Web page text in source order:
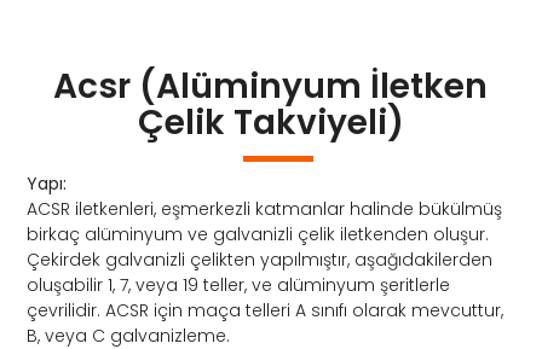
Acsr (Alüminyum İletken
Çelik Takviyeli)
Yapı:
ACSR iletkenleri, eşmerkezli katmanlar halinde bükülmüş
birkaç alüminyum ve galvanizli çelik iletkenden oluşur.
Çekirdek galvanizli çelikten yapılmıştır, aşağıdakilerden
oluşabilir 1, 7, veya 19 teller, ve alüminyum şeritlerle
çevrilidir. ACSR için maça telleri A sınıfı olarak mevcuttur,
B, veya C galvanizleme.